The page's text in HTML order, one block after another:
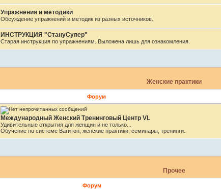
Упражнения и методики
Обсуждение упражнений и методик из разных источников.
ИНСТРУКЦИЯ "СтануСупер"
Старая инструкция по упражнениям. Выложена лишь для ознакомления.
Женские практики
Форум
Международный Женский Тренинговый Центр VL
Удивительные открытия для женщин и не только...
Обучение по системе Вагитон, женские практики, семинары, тренинги.
Прочее
Форум